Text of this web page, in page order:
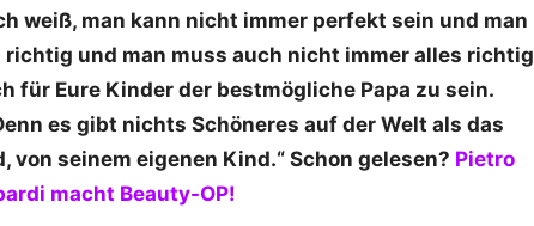
weiß, man kann nicht immer perfekt sein und man
und man muss auch nicht immer alles richtig
für Eure Kinder der bestmögliche Papa zu sein.
es gibt nichts Schöneres auf der Welt als das
von seinem eigenen Kind.“ Schon gelesen? Pietro
macht Beauty-OP!